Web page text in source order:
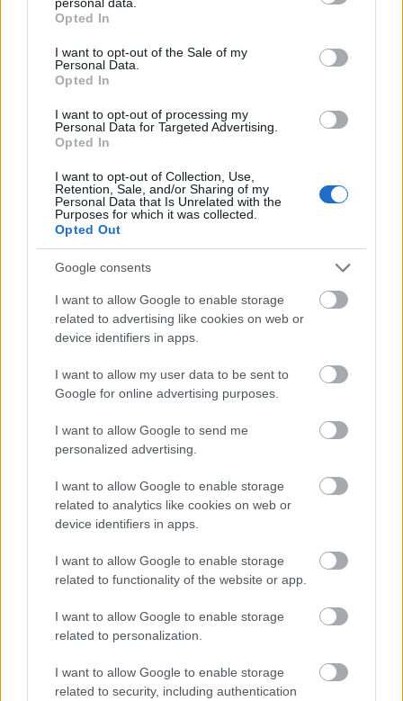
grant or deny consent to Google and its third-party tags to
use your data for below specified purposes in below Google
consent section.
Opted In
I want to opt-out of the Sale of my
Personal Data.
Opted In
I want to opt-out of processing my
Personal Data for Targeted Advertising.
Opted In
I want to opt-out of Collection, Use,
Retention, Sale, and/or Sharing of my
Personal Data that Is Unrelated with the
Purposes for which it was collected.
Opted Out
Google consents
I want to allow Google to enable storage
related to advertising like cookies on web or
device identifiers in apps.
I want to allow my user data to be sent to
Google for online advertising purposes.
I want to allow Google to send me
personalized advertising.
I want to allow Google to enable storage
related to analytics like cookies on web or
device identifiers in apps.
I want to allow Google to enable storage
related to functionality of the website or app.
I want to allow Google to enable storage
related to personalization.
I want to allow Google to enable storage
related to security, including authentication
Színház felhívása
A Szabad Tér Színház felhívása a budapesti
óvodások és iskolások, valamint amatőr
hagyományőrző és művészeti csoportok, továbbá
jelentkezéseket november 22-ig fogadják!
A Szabad Tér Színház fellépési lehetőséget biztosít
az általa 2013. november 29. és december 24. között
a Városháza parkban megrendezésre kerülő
ADVENT BUDAPESTEN elnevezésű új, kulturális téli
fesztiválon:
-Budapest 23 kerületének óvodás és iskolás
csoportjai számára – hétköznaponként
-amatőr hagyományőrző és művészeti csoportok
színjátszó körök, színtársulatok, népzenészek stb.)
számára - hétköznap esténként
-művészeti intézmények (zeneiskolai, egyetemi vagy
zeneművészeti karok szólistái, kórusai, együttesei,
színi tanodák, drámatagozatos iskolák, stúdiók)
hallgatói számára - hétköznap esténként